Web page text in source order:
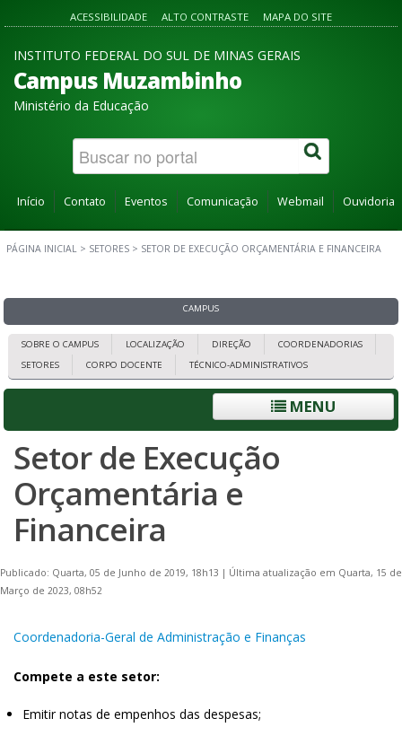
ACESSIBILIDADE ALTO CONTRASTE MAPA DO SITE
INSTITUTO FEDERAL DO SUL DE MINAS GERAIS
Campus Muzambinho
Ministério da Educação
Início Contato Eventos Comunicação Webmail Ouvidoria
PÁGINA INICIAL > SETORES > SETOR DE EXECUÇÃO ORÇAMENTÁRIA E FINANCEIRA
CAMPUS
SOBRE O CAMPUS LOCALIZAÇÃO DIREÇÃO
COORDENADORIAS
SETORES
CORPO DOCENTE TÉCNICO-ADMINISTRATIVOS
MENU
Setor de Execução
Orçamentária e
Financeira
Publicado: Quarta, 05 de Junho de 2019, 18h13 | Última atualização em Quarta, 15 de
Março de 2023, 08h52
Coordenadoria-Geral de Administração e Finanças
Compete a este setor:
Emitir notas de empenhos das despesas;